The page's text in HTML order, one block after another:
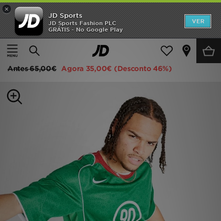
×
JD Sports
JD Sports Fashion PLC
GRÁTIS - No Google Play
VER
Página principal
Homem Roupa de Homem T-Shirts
Nike Total 90 Dri-FIT Jersey
Antes65,00€ Agora 35,00€ (Desconto 46%)
INÍCIO
Promoções
MULHER
DESPORTO
FUTEBOL JD